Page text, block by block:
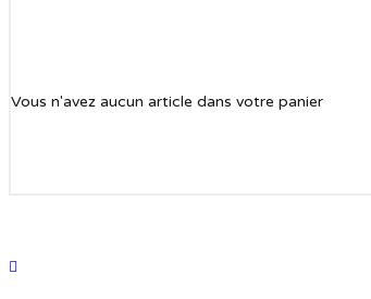
Vous n'avez aucun article dans votre panier